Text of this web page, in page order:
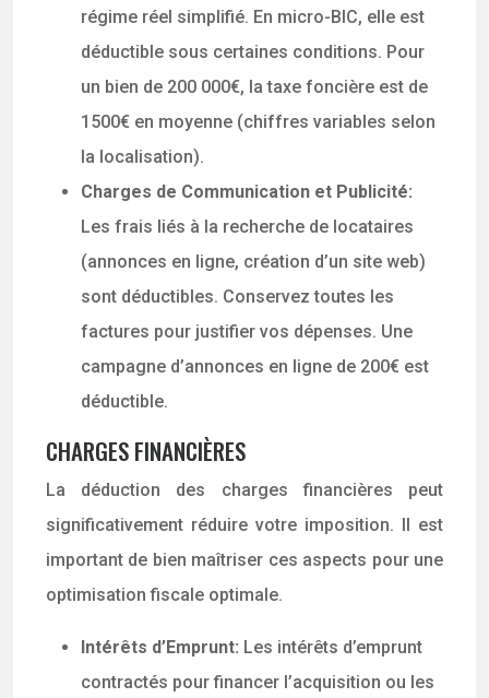
régime réel simplifié. En micro-BIC, elle est
déductible sous certaines conditions. Pour
un bien de 200 000€, la taxe foncière est de
1500€ en moyenne (chiffres variables selon
la localisation).
Charges de Communication et Publicité:
Les frais liés à la recherche de locataires
(annonces en ligne, création d’un site web)
sont déductibles. Conservez toutes les
factures pour justifier vos dépenses. Une
campagne d’annonces en ligne de 200€ est
déductible.
CHARGES FINANCIÈRES
La déduction des charges financières peut
significativement réduire votre imposition. Il est
important de bien maîtriser ces aspects pour une
optimisation fiscale optimale.
Intérêts d’Emprunt: Les intérêts d’emprunt
contractés pour financer l’acquisition ou les